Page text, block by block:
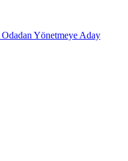
Yönetmeye Aday